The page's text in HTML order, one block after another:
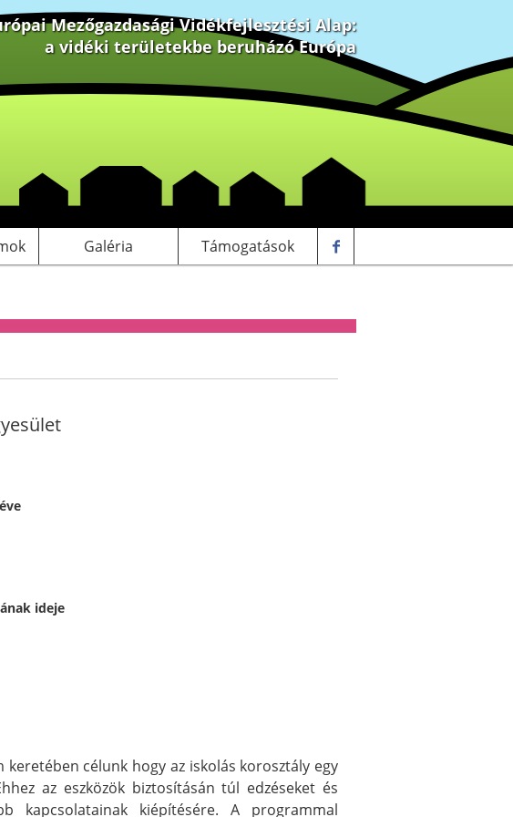
Mezőgazdasági Vidékfejlesztési Alap:
a vidéki területekbe beruházó Európa
Galéria Támogatások
ideje
célunk hogy az iskolás korosztály egy
az eszközök biztosításán túl edzéseket és
kapcsolatainak kiépítésére. A programmal